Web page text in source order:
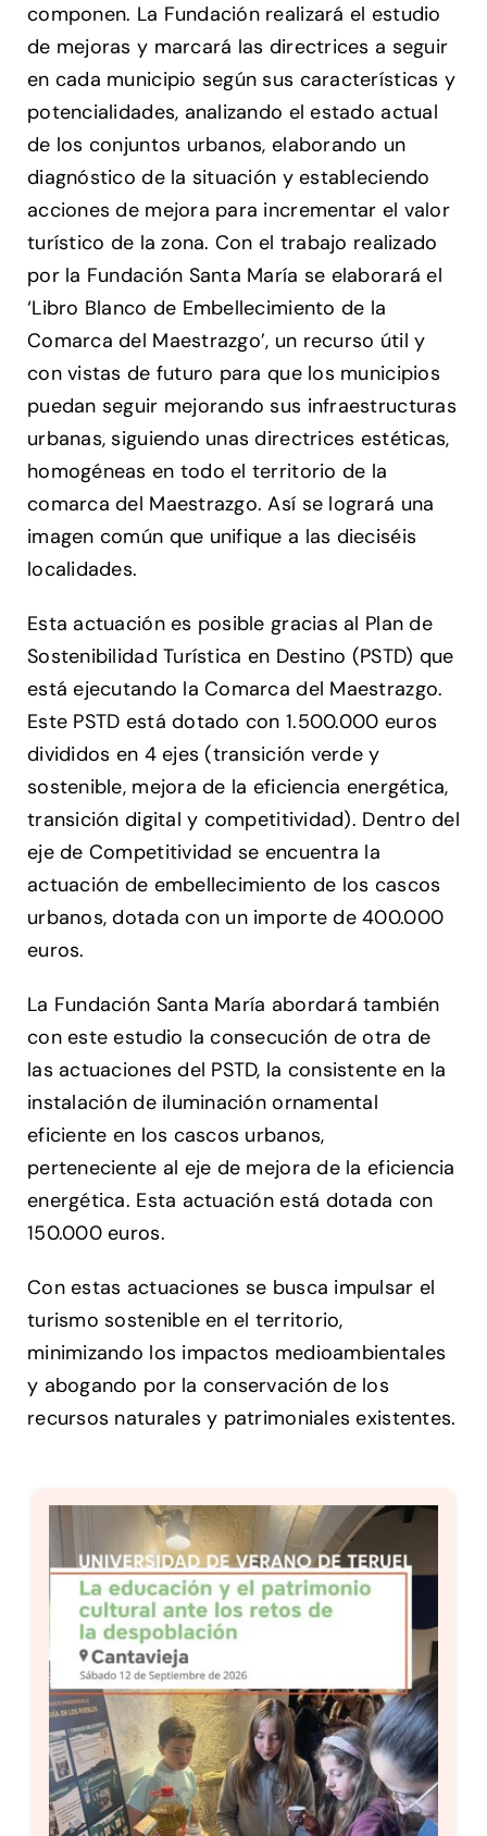
componen. La Fundación realizará el estudio
de mejoras y marcará las directrices a seguir
en cada municipio según sus características y
potencialidades, analizando el estado actual
de los conjuntos urbanos, elaborando un
diagnóstico de la situación y estableciendo
acciones de mejora para incrementar el valor
turístico de la zona. Con el trabajo realizado
por la Fundación Santa María se elaborará el
‘Libro Blanco de Embellecimiento de la
Comarca del Maestrazgo’, un recurso útil y
con vistas de futuro para que los municipios
puedan seguir mejorando sus infraestructuras
urbanas, siguiendo unas directrices estéticas,
homogéneas en todo el territorio de la
comarca del Maestrazgo. Así se logrará una
imagen común que unifique a las dieciséis
localidades.
Esta actuación es posible gracias al Plan de
Sostenibilidad Turística en Destino (PSTD) que
está ejecutando la Comarca del Maestrazgo.
Este PSTD está dotado con 1.500.000 euros
divididos en 4 ejes (transición verde y
sostenible, mejora de la eficiencia energética,
transición digital y competitividad). Dentro del
eje de Competitividad se encuentra la
actuación de embellecimiento de los cascos
urbanos, dotada con un importe de 400.000
euros.
La Fundación Santa María abordará también
con este estudio la consecución de otra de
las actuaciones del PSTD, la consistente en la
instalación de iluminación ornamental
eficiente en los cascos urbanos,
perteneciente al eje de mejora de la eficiencia
energética. Esta actuación está dotada con
150.000 euros.
Con estas actuaciones se busca impulsar el
turismo sostenible en el territorio,
minimizando los impactos medioambientales
y abogando por la conservación de los
recursos naturales y patrimoniales existentes.